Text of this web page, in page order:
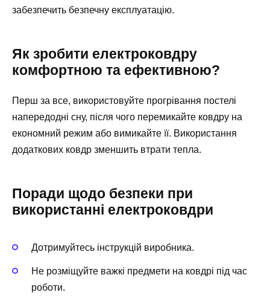
забезпечить безпечну експлуатацію.
Як зробити електроковдру
комфортною та ефективною?
Перш за все, використовуйте прогрівання постелі
напередодні сну, після чого перемикайте ковдру на
економний режим або вимикайте її. Використання
додаткових ковдр зменшить втрати тепла.
Поради щодо безпеки при
використанні електроковдри
Дотримуйтесь інструкцій виробника.
Не розміщуйте важкі предмети на ковдрі під час
роботи.